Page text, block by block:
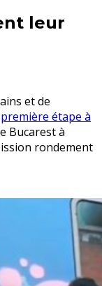
leur
et de
première étape à
Bucarest à
rondement